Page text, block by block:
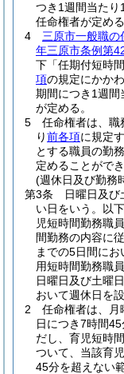
つき1週間当たり
任命権者が定める
4
三原市一般職の
年三原市条例第
下「任期付短時
項の規定にかか
期間につき1週間
が定める。
5
任命権者は、職
り前各項に規定
とする職員の勤
定めることができ
(週休日及び勤務
第3条
日曜日及び
い日をいう。以
児短時間勤務職
間勤務の内容に
までの5日間に
用短時間勤務職
日曜日及び土曜
おいて週休日を
2
任命権者は、月
日につき7時間
だし、育児短時
ついて、当該育
45分を超えない